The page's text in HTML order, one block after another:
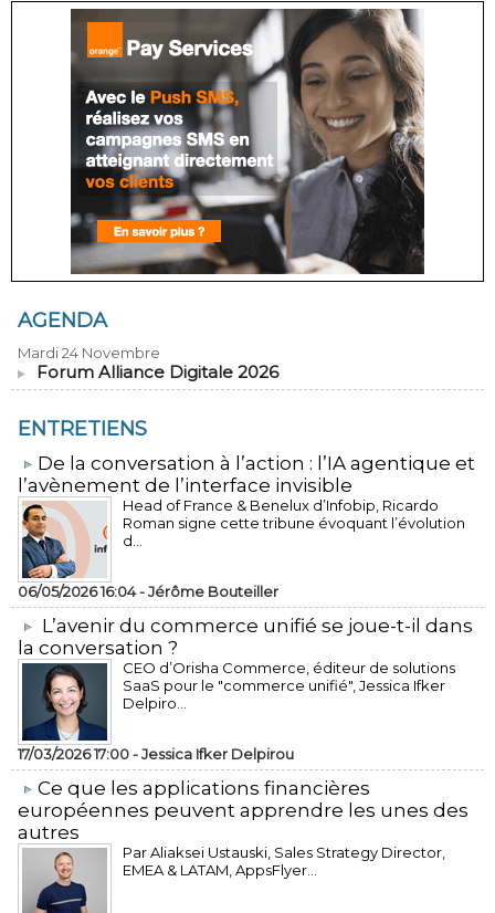
AGENDA
Mardi 24 Novembre
Forum Alliance Digitale 2026
ENTRETIENS
​De la conversation à l’action : l’IA agentique et
l’avènement de l’interface invisible
Head of France & Benelux d’Infobip, Ricardo
Roman signe cette tribune évoquant l’évolution
d...
06/05/2026 16:04 -Jérôme Bouteiller
L’avenir du commerce unifié se joue-t-il dans
la conversation ?
CEO d’Orisha Commerce, éditeur de solutions
SaaS pour le "commerce unifié", Jessica Ifker
Delpiro...
17/03/2026 17:00 -Jessica Ifker Delpirou
​Ce que les applications financières
européennes peuvent apprendre les unes des
autres
Par Aliaksei Ustauski, Sales Strategy Director,
EMEA & LATAM, AppsFlyer...